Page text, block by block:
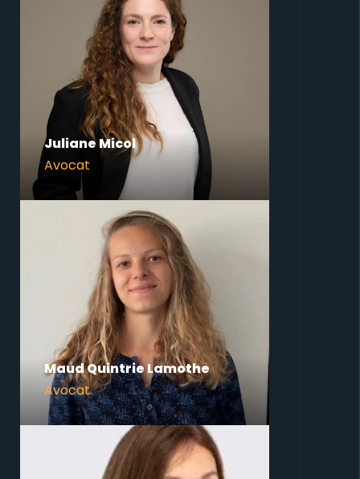
Juliane Micol
Avocat
Maud Quintrie Lamothe
Avocat